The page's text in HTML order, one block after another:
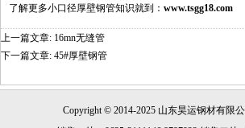
了解更多小口径厚壁钢管知识就到： www.tsgg18.com
上一篇文章: 16mn无缝管
下一篇文章: 45#厚壁钢管
Copyright © 2014-2025 山东昊运钢材有限公